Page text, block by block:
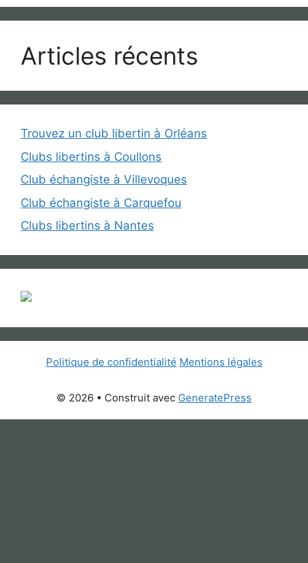
Articles récents
Trouvez un club libertin à Orléans
Clubs libertins à Coullons
Club échangiste à Villevoques
Club échangiste à Carquefou
Clubs libertins à Nantes
Politique de confidentialité Mentions légales
© 2026 • Construit avec GeneratePress